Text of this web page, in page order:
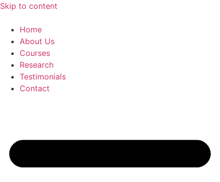
Skip to content
Home
About Us
Courses
Research
Testimonials
Contact